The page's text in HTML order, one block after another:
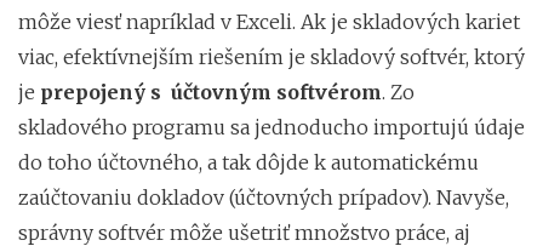
môže viesť napríklad v Exceli. Ak je skladových kariet
viac, efektívnejším riešením je skladový softvér, ktorý
je prepojený s účtovným softvérom. Zo
skladového programu sa jednoducho importujú údaje
do toho účtovného, a tak dôjde k automatickému
zaúčtovaniu dokladov (účtovných prípadov). Navyše,
správny softvér môže ušetriť množstvo práce, aj